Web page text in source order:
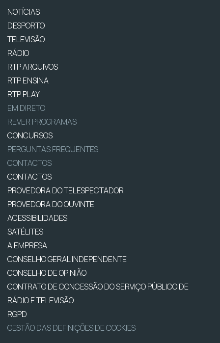
NOTÍCIAS
DESPORTO
TELEVISÃO
RÁDIO
RTP ARQUIVOS
RTP ENSINA
RTP PLAY
EM DIRETO
REVER PROGRAMAS
CONCURSOS
PERGUNTAS FREQUENTES
CONTACTOS
CONTACTOS
PROVEDORA DO TELESPECTADOR
PROVEDORA DO OUVINTE
ACESSIBILIDADES
SATÉLITES
A EMPRESA
CONSELHO GERAL INDEPENDENTE
CONSELHO DE OPINIÃO
CONTRATO DE CONCESSÃO DO SERVIÇO PÚBLICO DE
RÁDIO E TELEVISÃO
RGPD
GESTÃO DAS DEFINIÇÕES DE COOKIES